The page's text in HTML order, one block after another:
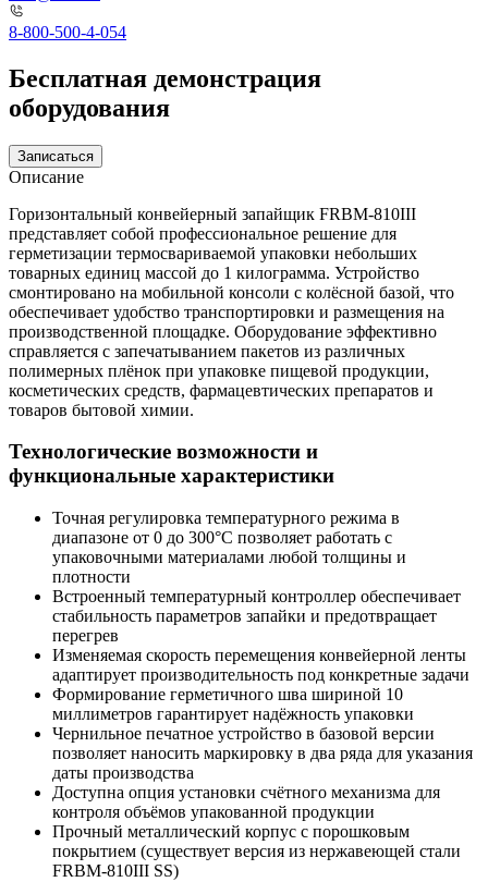
8-800-500-4-054
Бесплатная демонстрация
оборудования
Записаться
Описание
Горизонтальный конвейерный запайщик FRBM-810III
представляет собой профессиональное решение для
герметизации термосвариваемой упаковки небольших
товарных единиц массой до 1 килограмма. Устройство
смонтировано на мобильной консоли с колёсной базой, что
обеспечивает удобство транспортировки и размещения на
производственной площадке. Оборудование эффективно
справляется с запечатыванием пакетов из различных
полимерных плёнок при упаковке пищевой продукции,
косметических средств, фармацевтических препаратов и
товаров бытовой химии.
Технологические возможности и
функциональные характеристики
Точная регулировка температурного режима в
диапазоне от 0 до 300°С позволяет работать с
упаковочными материалами любой толщины и
плотности
Встроенный температурный контроллер обеспечивает
стабильность параметров запайки и предотвращает
перегрев
Изменяемая скорость перемещения конвейерной ленты
адаптирует производительность под конкретные задачи
Формирование герметичного шва шириной 10
миллиметров гарантирует надёжность упаковки
Чернильное печатное устройство в базовой версии
позволяет наносить маркировку в два ряда для указания
даты производства
Доступна опция установки счётного механизма для
контроля объёмов упакованной продукции
Прочный металлический корпус с порошковым
покрытием (существует версия из нержавеющей стали
FRBM-810III SS)